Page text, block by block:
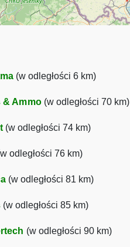
(w odległości 6 km)
& Ammo(w odległości 70 km)
(w odległości 74 km)
odległości 76 km)
(w odległości 81 km)
(w odległości 85 km)
(w odległości 90 km)